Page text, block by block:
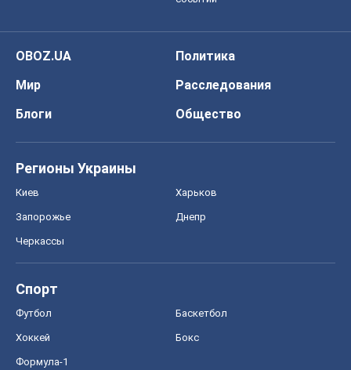
OBOZ.UA
Политика
Мир
Расследования
Блоги
Общество
Регионы Украины
Киев Харьков
Запорожье Днепр
Черкассы
Спорт
Футбол Баскетбол
Хоккей Бокс
Формула-1